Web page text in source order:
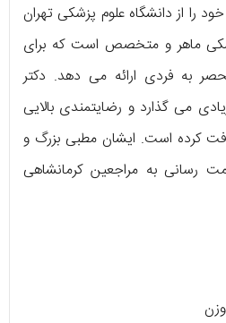
را از دانشگاه علوم پزشکی تهران
ماهر و متخصص است که برای
به فردی ارائه می دهد. دکتر
می گذارد و رضایتمندی بالایی
کرده است. ایشان مطبی بزرگ و
رسانی به مراجعین کرمانشاهی